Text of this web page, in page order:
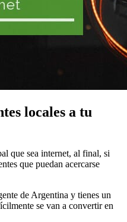
locales a tu
que sea internet, al final, si
que puedan acercarse
de Argentina y tienes un
se van a convertir en